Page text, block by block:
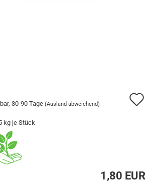
30-90 Tage (Ausland abweichend)
kg je Stück
1,80 EUR